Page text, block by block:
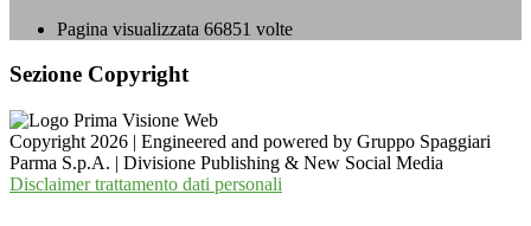
Pagina visualizzata 66851 volte
Sezione Copyright
Copyright 2026 | Engineered and powered by Gruppo Spaggiari
Parma S.p.A. | Divisione Publishing & New Social Media
Disclaimer trattamento dati personali